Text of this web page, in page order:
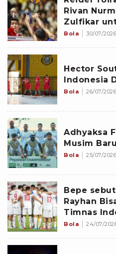
Rivan
Zulfikar
Timnas
Bola 30/07/
Hector
Indonesia
Bola 26/07/
Adhyaksa
Musim Baru
Bola 25/07/2026
Bepe
Rayhan
Timnas
Bola 24/07/